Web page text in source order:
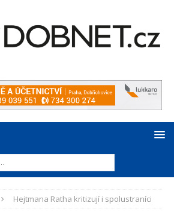
Hejtmana Ratha kritizují i spolustraníci